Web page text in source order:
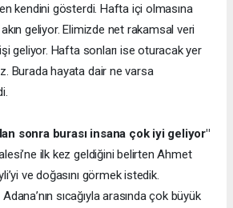
kendini gösterdi. Hafta içi olmasına
geliyor. Elimizde net rakamsal veri
geliyor. Hafta sonları ise oturacak yer
Burada hayata dair ne varsa
sonra burası insana çok iyi geliyor"
ilk kez geldiğini belirten Ahmet
ve doğasını görmek istedik.
sıcağıyla arasında çok büyük